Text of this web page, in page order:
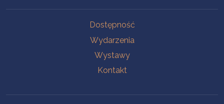
Dostępność
Wydarzenia
Wystawy
Kontakt